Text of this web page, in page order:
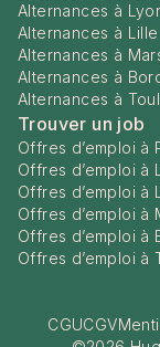
Alternances à
Alternances à Lille
Alternances à
Alternances à
Alternances à
Trouver un job
Offres d’emploi à
Offres d’emploi à
Offres d’emploi à
Offres d’emploi à
Offres d’emploi à
Offres d’emploi à
CGUCGV